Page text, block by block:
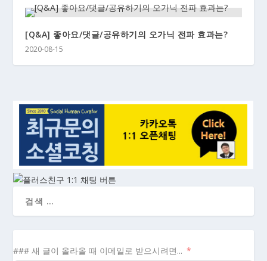
[Q&A] 좋아요/댓글/공유하기의 오가닉 전파 효과는?
2020-08-15
### 새 글이 올라올 때 이메일로 받으시려면...